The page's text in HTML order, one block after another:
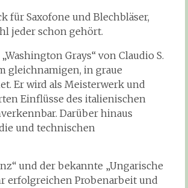
für Saxofone und Blechbläser,
jeder schon gehört.
Grays“ von Claudio S.
gleichnamigen, in graue
Er wird als Meisterwerk und
Einflüsse des italienischen
Darüber hinaus
und technischen
und der bekannte „Ungarische
erfolgreichen Probenarbeit und